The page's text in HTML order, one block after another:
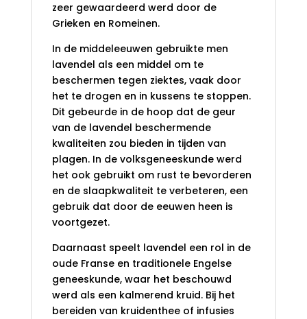
zeer gewaardeerd werd door de
Grieken en Romeinen.
In de middeleeuwen gebruikte men
lavendel als een middel om te
beschermen tegen ziektes, vaak door
het te drogen en in kussens te stoppen.
Dit gebeurde in de hoop dat de geur
van de lavendel beschermende
kwaliteiten zou bieden in tijden van
plagen. In de volksgeneeskunde werd
het ook gebruikt om rust te bevorderen
en de slaapkwaliteit te verbeteren, een
gebruik dat door de eeuwen heen is
voortgezet.
Daarnaast speelt lavendel een rol in de
oude Franse en traditionele Engelse
geneeskunde, waar het beschouwd
werd als een kalmerend kruid. Bij het
bereiden van kruidenthee of infusies